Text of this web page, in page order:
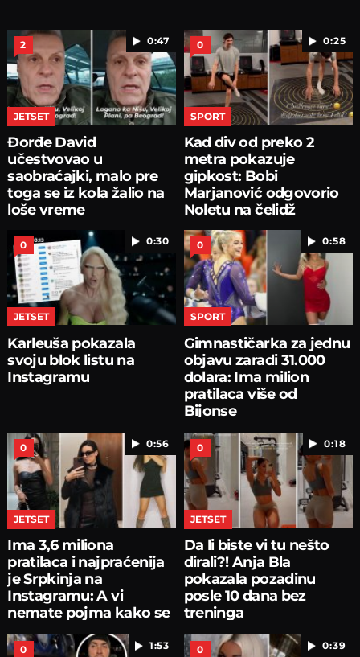
0:47
2
JETSET
Đorđe David
učestvovao u
saobraćajki, malo pre
toga se iz kola žalio na
loše vreme
0:25
0
SPORT
Kad div od preko 2
metra pokazuje
gipkost: Bobi
Marjanović odgovorio
Noletu na čelidž
0:30
0
JETSET
Karleuša pokazala
svoju blok listu na
Instagramu
0:58
0
SPORT
Gimnastičarka za jednu
objavu zaradi 31.000
dolara: Ima milion
pratilaca više od
Bijonse
0:56
0
JETSET
Ima 3,6 miliona
pratilaca i najpraćenija
je Srpkinja na
Instagramu: A vi
nemate pojma kako se
0:18
0
JETSET
Da li biste vi tu nešto
dirali?! Anja Bla
pokazala pozadinu
posle 10 dana bez
treninga
1:53
0 0:39
0